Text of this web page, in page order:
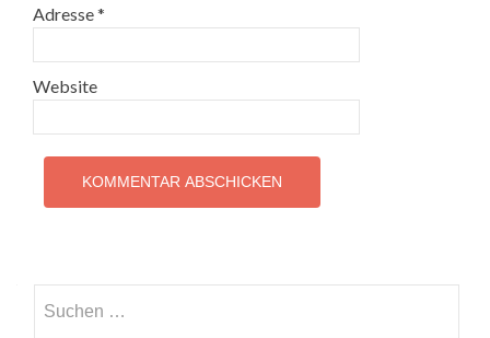
Adresse*
Website
nach: